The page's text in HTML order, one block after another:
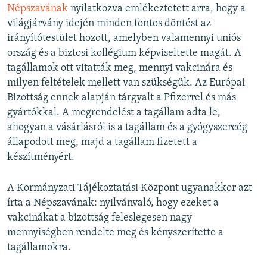
Népszavának nyilatkozva emlékeztetett arra, hogy a
világjárvány idején minden fontos döntést az
irányítótestület hozott, amelyben valamennyi uniós
ország és a biztosi kollégium képviseltette magát. A
tagállamok ott vitatták meg, mennyi vakcinára és
milyen feltételek mellett van szükségük. Az Európai
Bizottság ennek alapján tárgyalt a Pfizerrel és más
gyártókkal. A megrendelést a tagállam adta le,
ahogyan a vásárlásról is a tagállam és a gyógyszercég
állapodott meg, majd a tagállam fizetett a
készítményért.
A Kormányzati Tájékoztatási Központ ugyanakkor azt
írta a Népszavának: nyilvánvaló, hogy ezeket a
vakcinákat a bizottság feleslegesen nagy
mennyiségben rendelte meg és kényszerítette a
tagállamokra.